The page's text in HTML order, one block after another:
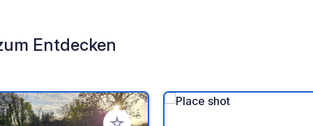
Entdecken